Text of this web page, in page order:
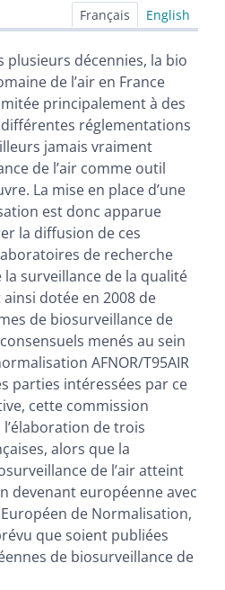
Français English
plusieurs décennies, la bio
de l’air en France
principalement à des
réglementations
jamais vraiment
de l’air comme outil
La mise en place d’une
est donc apparue
la diffusion de ces
de recherche
surveillance de la qualité
ainsi dotée en 2008 de
de biosurveillance de
menés au sein
AFNOR/T95AIR
parties intéressées par ce
cette commission
de trois
alors que la
de l’air atteint
devenant européenne avec
de Normalisation,
que soient publiées
de biosurveillance de